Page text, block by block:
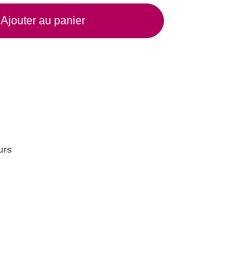
Ajouter au panier